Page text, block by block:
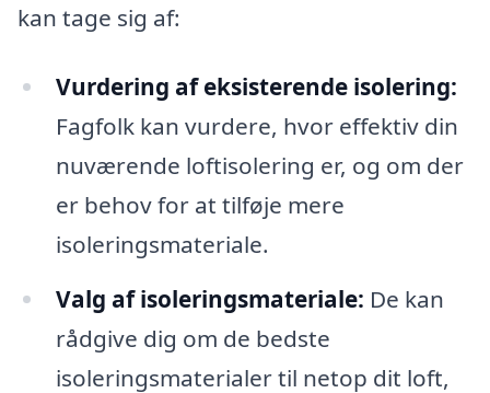
kan tage sig af:
Vurdering af eksisterende isolering:
Fagfolk kan vurdere, hvor effektiv din
nuværende loftisolering er, og om der
er behov for at tilføje mere
isoleringsmateriale.
Valg af isoleringsmateriale: De kan
rådgive dig om de bedste
isoleringsmaterialer til netop dit loft,